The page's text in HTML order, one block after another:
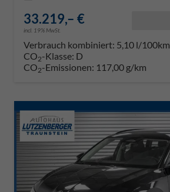
33.219,– €
incl. 19% MwSt.
Verbrauch kombiniert: 5,10 l/100km
CO2-Klasse: D
CO2-Emissionen: 117,00 g/km